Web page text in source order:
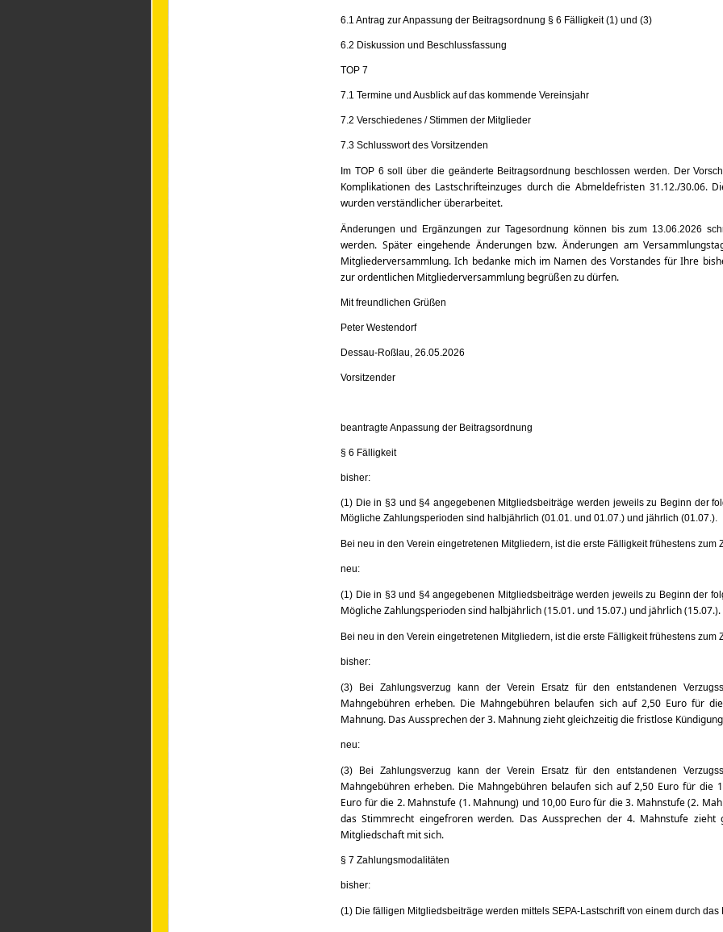
6.1 Antrag zur Anpassung der Beitragsordnung § 6 Fälligkeit (1) und (3)
6.2 Diskussion und Beschlussfassung
TOP 7
7.1 Termine und Ausblick auf das kommende Vereinsjahr
7.2 Verschiedenes / Stimmen der Mitglieder
7.3 Schlusswort des Vorsitzenden
Im TOP 6 soll über die geänderte Beitragsordnung beschlossen werden. Der
Komplikationen des Lastschrifteinzuges durch die Abmeldefristen 31.12./30.06.
wurden verständlicher überarbeitet.
Änderungen und Ergänzungen zur Tagesordnung können bis zum 13.06.2026
werden. Später eingehende Änderungen bzw. Änderungen am
Mitgliederversammlung. Ich bedanke mich im Namen des Vorstandes für Ihre
zur ordentlichen Mitgliederversammlung begrüßen zu dürfen.
Mit freundlichen Grüßen
Peter Westendorf
Dessau-Roßlau, 26.05.2026
Vorsitzender
beantragte Anpassung der Beitragsordnung
§ 6 Fälligkeit
bisher:
(1) Die in §3 und §4 angegebenen Mitgliedsbeiträge werden jeweils zu Beginn der
Mögliche Zahlungsperioden sind halbjährlich (01.01. und 01.07.) und jährlich (01.07.).
Bei neu in den Verein eingetretenen Mitgliedern, ist die erste Fälligkeit frühestens zum
neu:
(1) Die in §3 und §4 angegebenen Mitgliedsbeiträge werden jeweils zu Beginn der
Mögliche Zahlungsperioden sind halbjährlich (15.01. und 15.07.) und jährlich (15.07.).
Bei neu in den Verein eingetretenen Mitgliedern, ist die erste Fälligkeit frühestens zum
bisher:
(3) Bei Zahlungsverzug kann der Verein Ersatz für den entstandenen
Mahngebühren erheben. Die Mahngebühren belaufen sich auf 2,50 Euro für
Mahnung. Das Aussprechen der 3. Mahnung zieht gleichzeitig diefristlose
neu:
(3) Bei Zahlungsverzug kann der Verein Ersatz für den entstandenen
Mahngebühren erheben. Die Mahngebühren belaufen sich auf 2,50 Euro für die
Euro für die 2. Mahnstufe (1. Mahnung) und 10,00 Eurofür die 3. Mahnstufe (2.
das Stimmrecht eingefrorenwerden. Das Aussprechen der 4. Mahnstufe
Mitgliedschaft mit sich.
§ 7 Zahlungsmodalitäten
bisher:
(1) Die fälligen Mitgliedsbeiträge werden mittels SEPA-Lastschrift von einem durch das